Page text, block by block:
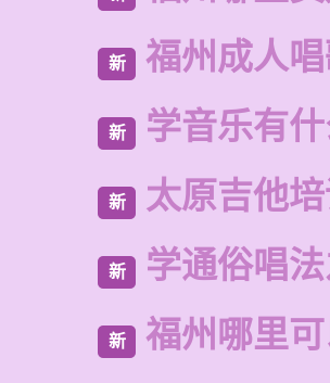
新 福州成人
新 学音乐有
新 太原吉他培
新 学通俗唱
新 福州哪里